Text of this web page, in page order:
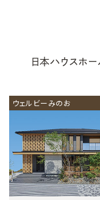
日本ハウスホ
ウェルビーみのお